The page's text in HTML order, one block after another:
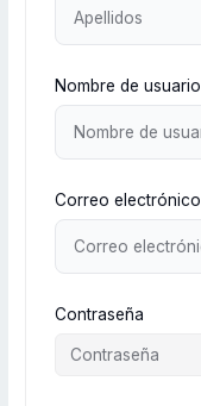
Nombre de usuario
Correo electrónico
Contraseña